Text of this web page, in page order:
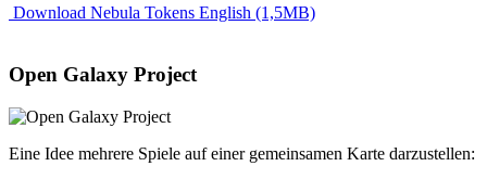
Download Nebula Tokens English (1,5MB)
Open Galaxy Project
Eine Idee mehrere Spiele auf einer gemeinsamen Karte darzustellen: